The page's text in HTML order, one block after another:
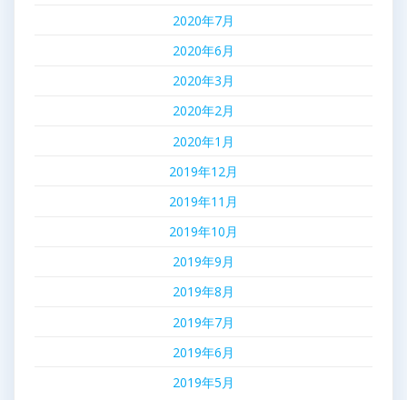
2020年7月
2020年6月
2020年3月
2020年2月
2020年1月
2019年12月
2019年11月
2019年10月
2019年9月
2019年8月
2019年7月
2019年6月
2019年5月